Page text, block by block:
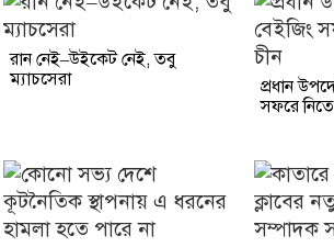
রান নেই–উইকেট নেই, তবু
ম্যাচসেরা
প্রধান
সফরে